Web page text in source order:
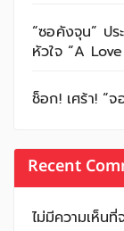
“ซอคังจุน” ป
หัวใจ “A
ช็อก! เศร้า! “
Recent
ไม่มีความเห็นที่